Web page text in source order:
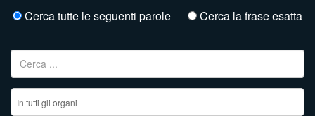
Cerca tutte le seguenti parole Cerca la frase esatta
Ricerca per: